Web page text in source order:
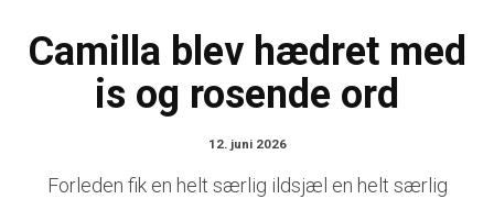
Camilla blev hædret med
is og rosende ord
12. juni 2026
Forleden fik en helt særlig ildsjæl en helt særlig